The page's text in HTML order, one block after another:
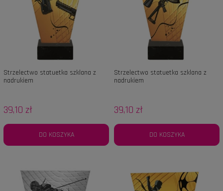
Strzelectwo statuetka szklana z
nadrukiem
39,10 zł
DO KOSZYKA
Strzelectwo statuetka szklana z
nadrukiem
39,10 zł
DO KOSZYKA